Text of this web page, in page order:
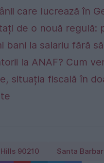
care lucrează în
de o nouă regulă:
bani la salariu fără
la ANAF? Cum
situația fiscală în
90210 Santa